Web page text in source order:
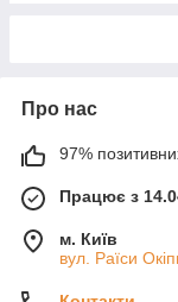
Про нас
97%
Працює з
м. Київ
вул. Раїси